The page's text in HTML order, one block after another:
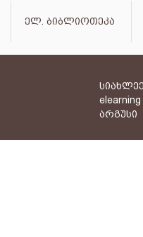
ელ. ბიბლიოთეკა
elearning
არგუსი